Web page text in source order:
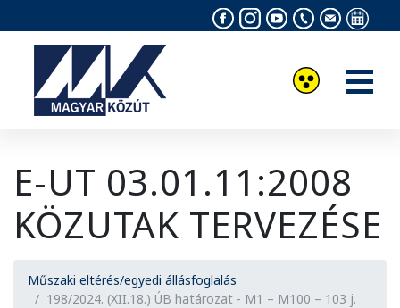
a
Youtube
Instagram
Facebook
E-UT 03.01.11:2008
KÖZUTAK TERVEZÉSE
Műszaki eltérés/egyedi állásfoglalás
198/2024. (XII.18.) ÚB határozat - M1 – M100 – 103 j.